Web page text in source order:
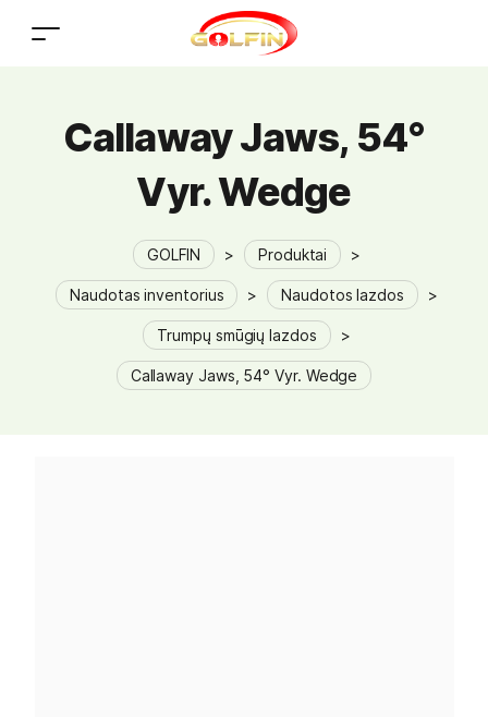
Callaway Jaws, 54°
Vyr. Wedge
GOLFIN > Produktai >
Naudotas inventorius > Naudotos lazdos >
Trumpų smūgių lazdos >
Callaway Jaws, 54° Vyr. Wedge